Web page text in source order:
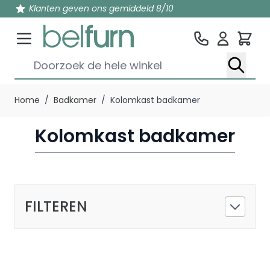
Klanten geven ons gemiddeld 8/10
Doorzoek de hele winkel
Home / Badkamer / Kolomkast badkamer
Kolomkast badkamer
FILTEREN